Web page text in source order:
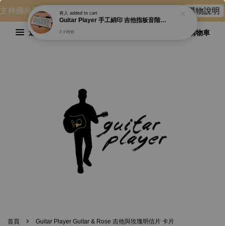
國外寄送：香港、澳門⋯等地。詳情可參閱 ▶ 購物說明 ✔
選單 購物車
首頁 › Guitar Player Guitar & Rose 吉他與玫瑰明信片 卡片
有人 added to cart
Guitar Player 手工絹印 吉他指板音階圖表隨身袋 拉鍊包 筆袋
2 小時前